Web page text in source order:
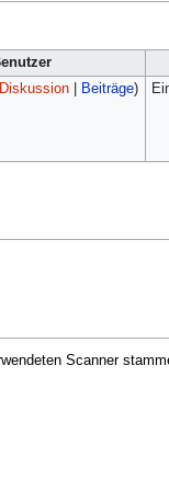
| Beiträge)
Scanner